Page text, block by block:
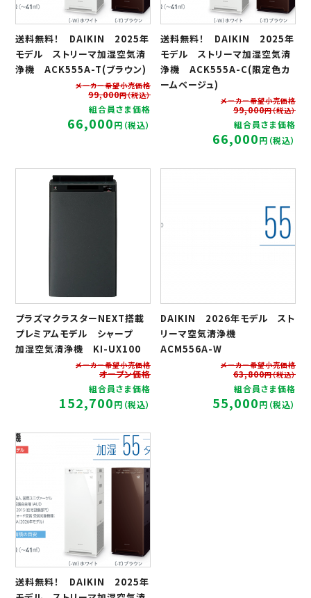
送料無料！ DAIKIN 2025年
モデル ストリーマ加湿空気清
浄機 ACK555A-T(ブラウン)
メーカー希望小売価格
99,000円（税込）
組合員さま価格
66,000円（税込）
送料無料！ DAIKIN 2025年
モデル ストリーマ加湿空気清
浄機 ACK555A-C(限定色カ
ームベージュ)
メーカー希望小売価格
99,000円（税込）
組合員さま価格
66,000円（税込）
プラズマクラスターNEXT搭載
プレミアムモデル シャープ
加湿空気清浄機 KI-UX100
メーカー希望小売価格
オープン価格
組合員さま価格
152,700円（税込）
DAIKIN 2026年モデル スト
リーマ空気清浄機
ACM556A-W
メーカー希望小売価格
63,800円（税込）
組合員さま価格
55,000円（税込）
送料無料！ DAIKIN 2025年